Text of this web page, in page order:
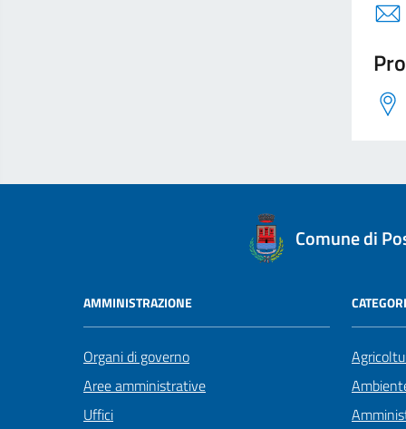
Comune di
AMMINISTRAZIONE
Organi di governo
Aree amministrative
Uffici